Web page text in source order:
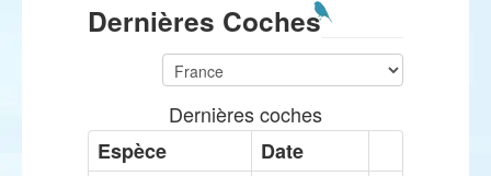
Dernières Coches
Dernières coches
Espèce
Date